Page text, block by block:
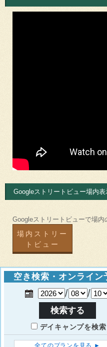
Googleストリートビュー場内表
Googleストリートビューで場
場内ストリー
トビュー